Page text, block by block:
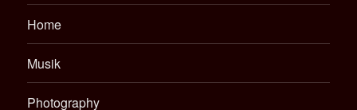
Home
Musik
Photography